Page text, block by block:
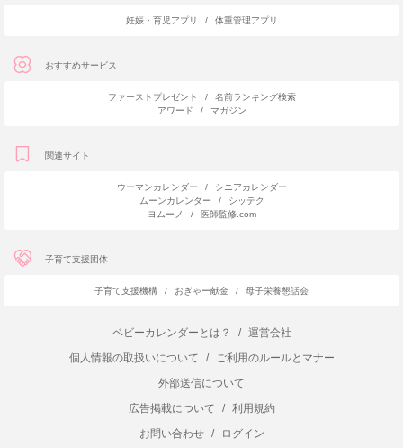
妊娠・育児アプリ / 体重管理アプリ
おすすめサービス
ファーストプレゼント /
名前ランキング検索
アワード
/ マガジン
関連サイト
ウーマンカレンダー /
シニアカレンダー
ムーンカレンダー
/
シッテク
ヨムーノ
/ 医師監修.com
子育て支援団体
子育て支援機構 / おぎゃー献金 / 母子栄養懇話会
ベビーカレンダーとは？ /
運営会社
個人情報の取扱いについて
/
ご利用のルールとマナー
外部送信について
広告掲載について
/
利用規約
お問い合わせ
/ ログイン